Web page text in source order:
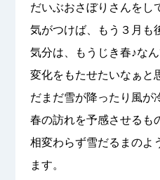
だいぶおさぼりさんをし
気がつけば、もう３月も
気分は、もうじき春♪な
変化をもたせたいなぁと
だまだ雪が降ったり風が
春の訪れを予感させるも
相変わらず雪だるまのよ
ます。